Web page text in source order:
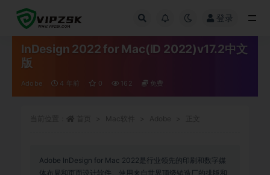
登录
InDesign 2022 for Mac(ID 2022)v17.2中文
版
Adobe 4 年前 0 162 免费
Adobe InDesign for Mac 2022是行业领先的印刷和数字媒
体布局和页面设计软件。使用来自世界顶级铸造厂的排版和